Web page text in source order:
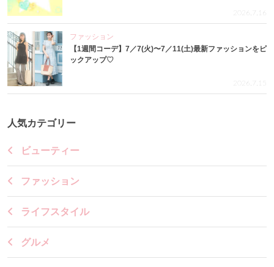
2026.7.16
ファッション
【1週間コーデ】7／7(火)〜7／11(土)最新ファッションをピ
ックアップ♡
2026.7.15
人気カテゴリー
ビューティー
ファッション
ライフスタイル
グルメ